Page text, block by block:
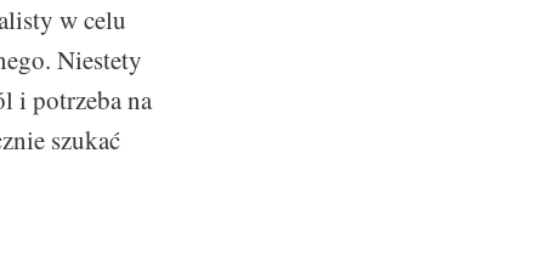
w celu
Niestety
i potrzeba na
szukać